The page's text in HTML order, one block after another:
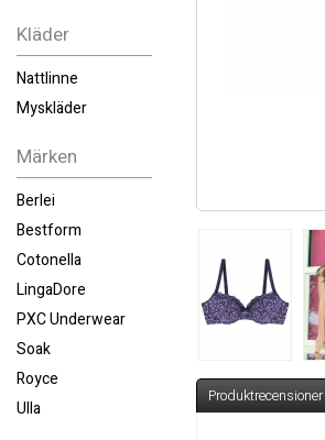
Kläder
Nattlinne
Myskläder
Märken
Berlei
Bestform
Cotonella
LingaDore
PXC Underwear
Soak
Royce
Ulla
Produktrecensioner